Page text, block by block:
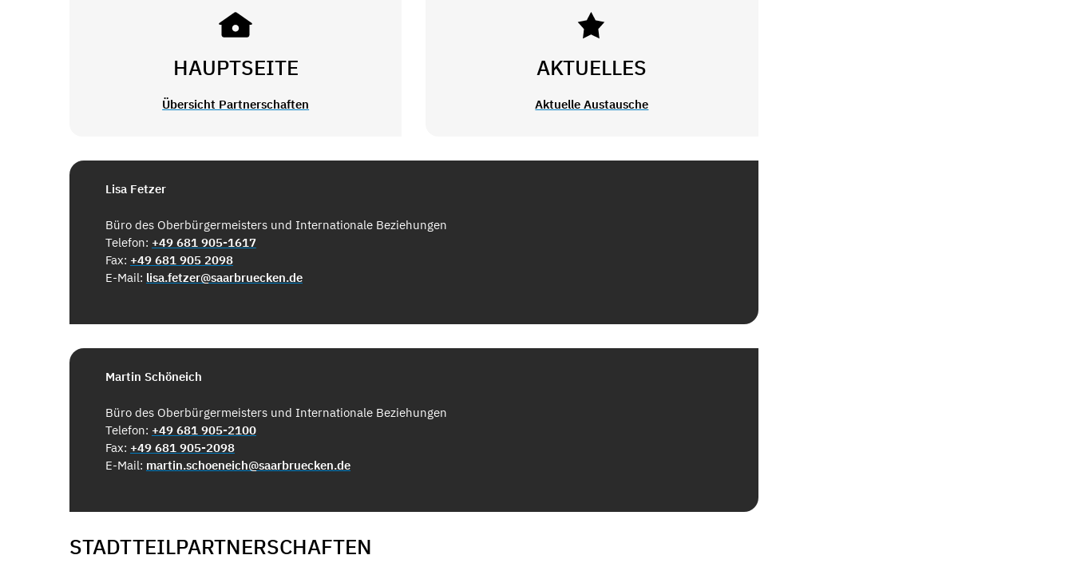
HAUPTSEITE
Übersicht Partnerschaften
AKTUELLES
Aktuelle Austausche
Lisa Fetzer
Büro des Oberbürgermeisters und Internationale Beziehungen
Telefon: +49 681 905-1617
Fax: +49 681 905 2098
E-Mail: lisa.fetzer@saarbruecken.de
Martin Schöneich
Büro des Oberbürgermeisters und Internationale Beziehungen
Telefon: +49 681 905-2100
Fax: +49 681 905-2098
E-Mail: martin.schoeneich@saarbruecken.de
STADTTEILPARTNERSCHAFTEN